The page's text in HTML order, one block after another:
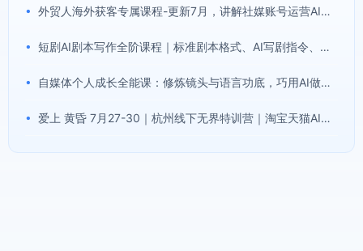
• 外贸人海外获客专属课程-更新7月，讲解社媒账号运营AI矩阵玩法，，系统掌握海外客户开发全流程实战方法
• 短剧AI剧本写作全阶课程｜标准剧本格式、AI写剧指令、投稿过稿技巧、网文改编、主线剧情把控、审稿避坑全套实操教学
• 自媒体个人成长全能课：修炼镜头与语言功底，巧用AI做内容打造个人自媒体IP
• 爱上 黄昏 7月27-30｜杭州线下无界特训营｜淘宝天猫AI推广｜直通车人群｜全套PPT SOP思维导图资料包